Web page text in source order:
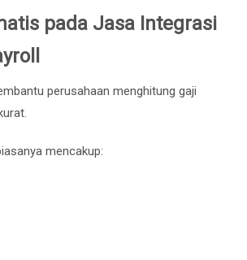
pada Jasa Integrasi
perusahaan menghitung gaji
mencakup: